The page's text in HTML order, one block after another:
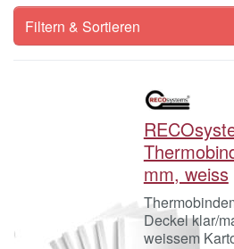
Filtern & Sortieren
mm, weiss
Deckel klar/
weissem